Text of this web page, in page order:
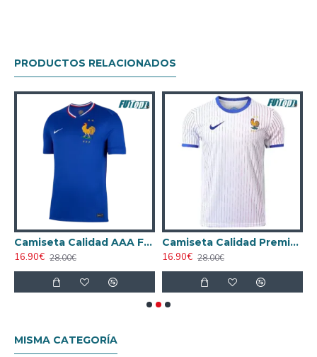
PRODUCTOS RELACIONADOS
Camiseta Calidad AAA Francia Primera Equipación 2024
16.90€ 28.00€
Camiseta Calidad Premium Francia Visitante 2024
16.90€ 28.00€
MISMA CATEGORÍA